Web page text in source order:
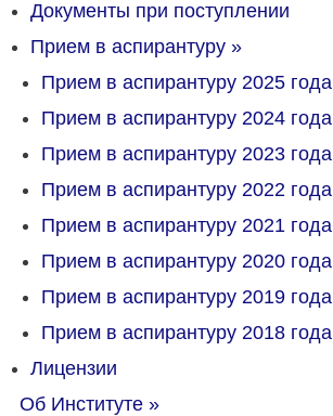
Документы при поступлении
Прием в аспирантуру »
Прием в аспирантуру 2025 года
Прием в аспирантуру 2024 года
Прием в аспирантуру 2023 года
Прием в аспирантуру 2022 года
Прием в аспирантуру 2021 года
Прием в аспирантуру 2020 года
Прием в аспирантуру 2019 года
Прием в аспирантуру 2018 года
Лицензии
Об Институте »